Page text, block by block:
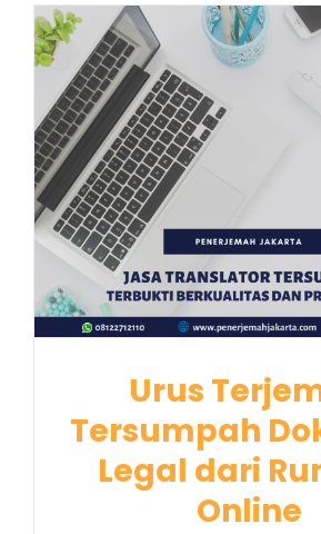
Urus
Tersumpah
Legal dari
Online